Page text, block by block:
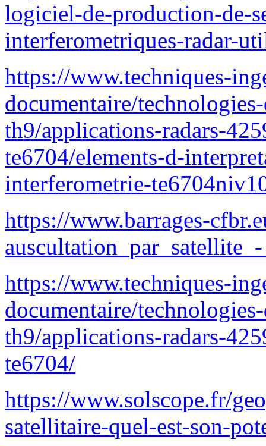
logiciel-de-production-de-
interferometriques-radar-
https://www.techniques-
documentaire/
th9/applications-radars-
te6704/elements-d-
interferometrie-
https://www.barrages-
https://www.techniques-
documentaire/
th9/applications-radars-
te6704/
https://www.solscope.fr/
satellitaire-quel-est-son-